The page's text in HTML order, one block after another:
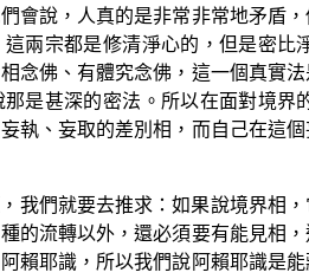
會說，人真的是非常非常地矛盾
兩宗都是修清淨心的，但是密
念佛、有體究念佛，這一個真實
是甚深的密法。所以在面對境
執、妄取的差別相，而自己在這
我們就要去推求：如果說境界相
的流轉以外，還必須要有能見相
賴耶識，所以我們說阿賴耶識是